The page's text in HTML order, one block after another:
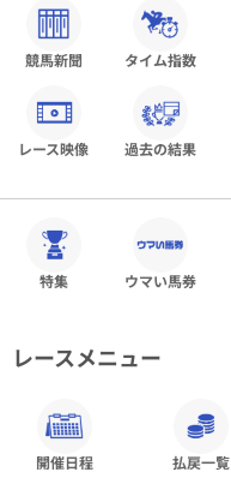
競馬新聞 タイム指数
レース映像 過去の結果
特集 ウマい馬券
レースメニュー
開催日程 払戻一覧